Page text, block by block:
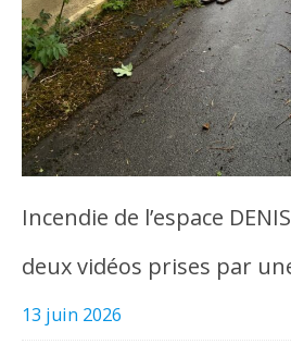
Incendie de l’espace
deux vidéos prises par
13 juin 2026